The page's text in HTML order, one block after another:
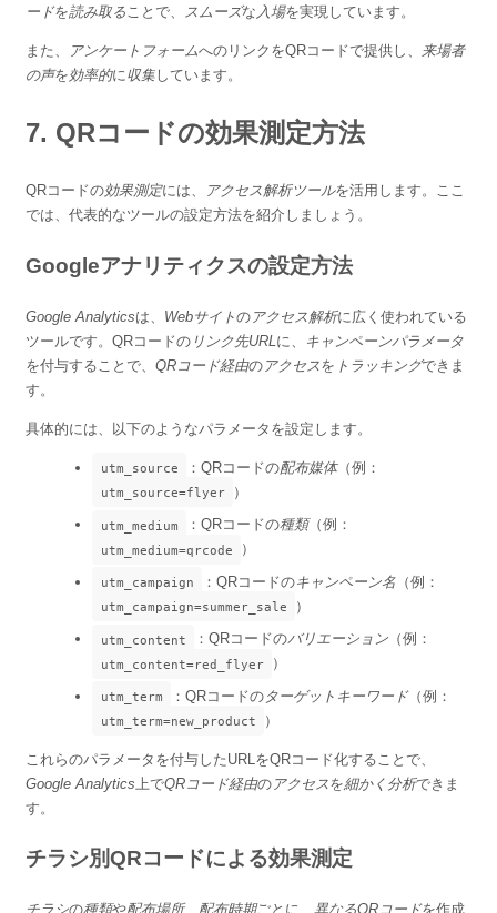
ードを読み取ることで、 スムーズな 入場を実現しています。
また、 アンケートフォームへのリンクをQRコードで提供し、 来場者
の声を効率的に収集 しています。
7. QRコードの効果測定方法
QRコードの効果測定には、 アクセス解析ツールを活用します。ここ
では、代表的なツールの設定方法を紹介しましょう。
Googleアナリティクスの設定方法
Google Analyticsは、 Webサイトの アクセス解析に広く使われている
ツールです。QRコードの リンク先URL に、
キャンペーンパラメータ
を付与することで、 QRコード経由の アクセスを トラッキングできま
す。
具体的には、以下のようなパラメータを設定します。
utm_source ：QRコードの配布媒体（例：
utm_source=flyer ）
utm_medium ：QRコードの種類（例：
utm_medium=qrcode ）
utm_campaign ：QRコードのキャンペーン名 （例：
utm_campaign=summer_sale ）
utm_content ：QRコードのバリエーション （例：
utm_content=red_flyer ）
utm_term ：QRコードの ターゲットキーワード（例：
utm_term=new_product ）
これらのパラメータを付与したURLをQRコード化することで、
Google Analytics 上でQRコード経由の アクセスを細かく分析できま
す。
チラシ別QRコードによる効果測定
チラシの種類や配布場所、 配布時期ごとに、 異なるQRコードを作成